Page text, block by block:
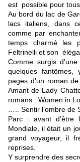
est possible pour tous.
Au bord du lac de
lacs italiens, dans
comme par
temps charmé les
Feltrinelli et son
Comme surgis
quelques fantômes,
pages d'un roman
Amant de Lady
romans : Women in
….. Sentir l’ombre de
Parc : avant d’être
Mondiale, il était un
grand voyageur, il
reprises.
Y surprendre des